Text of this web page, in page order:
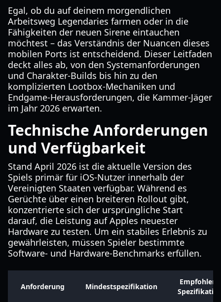
Egal, ob du auf deinem morgendlichen
Arbeitsweg Legendaries farmen oder in die
Fähigkeiten der neuen Sirene eintauchen
möchtest – das Verständnis der Nuancen dieses
mobilen Ports ist entscheidend. Dieser Leitfaden
deckt alles ab, von den Systemanforderungen
und Charakter-Builds bis hin zu den
komplizierten Lootbox-Mechaniken und
Endgame-Herausforderungen, die Kammer-Jäger
im Jahr 2026 erwarten.
Technische Anforderungen
und Verfügbarkeit
Stand April 2026 ist die aktuelle Version des
Spiels primär für iOS-Nutzer innerhalb der
Vereinigten Staaten verfügbar. Während es
Gerüchte über einen breiteren Rollout gibt,
konzentrierte sich der ursprüngliche Start
darauf, die Leistung auf Apples neuester
Hardware zu testen. Um ein stabiles Erlebnis zu
gewährleisten, müssen Spieler bestimmte
Software- und Hardware-Benchmarks erfüllen.
Anforderung Mindestspezifikation
Empfohlene